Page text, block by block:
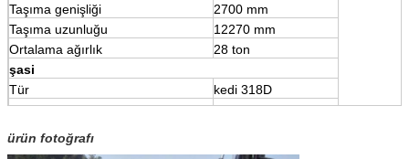
Taşıma genişliği
2700 mm
Taşıma uzunluğu
12270 mm
Ortalama ağırlık
28 ton
şasi
Tür
kedi 318D
Motor
CAT3054CA
ürün fotoğrafı